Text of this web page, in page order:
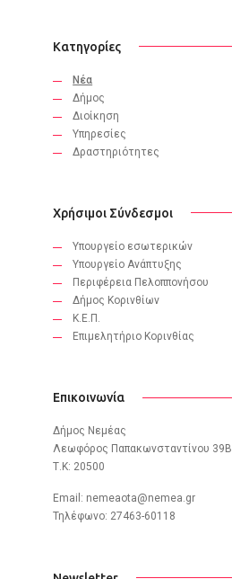
Κατηγορίες
Νέα
Δήμος
Διοίκηση
Υπηρεσίες
Δραστηριότητες
Χρήσιμοι Σύνδεσμοι
Υπουργείο εσωτερικών
Υπουργείο Ανάπτυξης
Περιφέρεια Πελοππονήσου
Δήμος Κορινθίων
Κ.Ε.Π.
Eπιμελητήριο Κορινθίας
Επικοινωνία
Δήμος Νεμέας
Λεωφόρος Παπακωνσταντίνου 39B
Τ.Κ: 20500
Email: nemeaota@nemea.gr
Τηλέφωνο: 27463-60118